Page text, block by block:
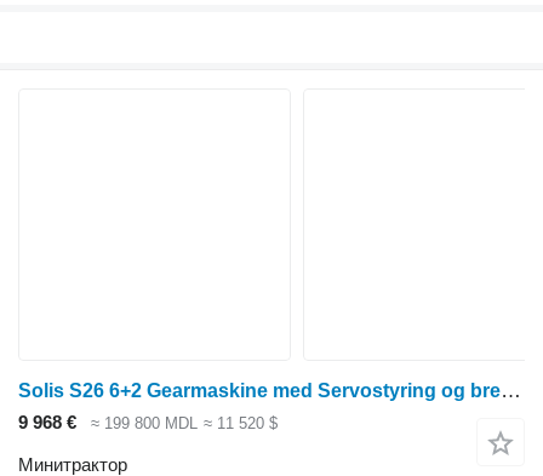
Solis S26 6+2 Gearmaskine med Servostyring og brede traktorhjul
9 968 € ≈ 199 800 MDL ≈ 11 520 $
Минитрактор